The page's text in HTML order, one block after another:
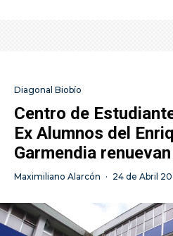
Diagonal Biobío
Centro de
Ex Alumnos del
Garmendia
Maximiliano Alarcón · 24 de Abril